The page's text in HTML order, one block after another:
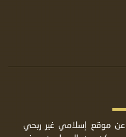
عن موقع إسلامي غير ربحي